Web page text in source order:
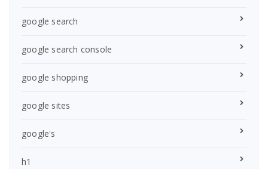
google search
google search console
google shopping
google sites
google's
h1